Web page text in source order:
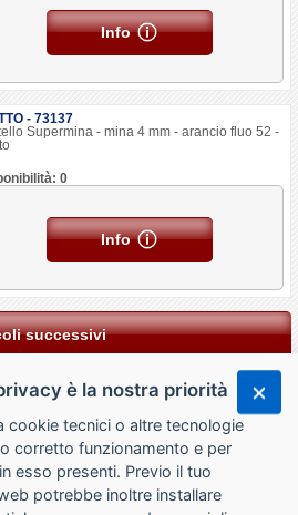
Info
- 73137
Supermina - mina 4 mm - arancio fluo 52 -
0
Info
successivi
è la nostra priorità
cookie tecnici o altre tecnologie
corretto funzionamento e per
esso presenti. Previo il tuo
potrebbe inoltre installare